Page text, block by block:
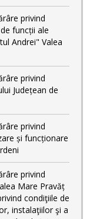
privind
funcții ale
Andrei" Valea
privind
Județean de
privind
și funcționare
privind
Mare Pravăț
condiţiile de
instalaţiilor şi a